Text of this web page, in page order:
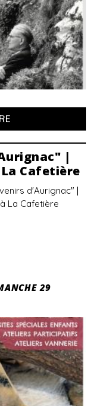
|
Cafetière
d'Aurignac" |
La Cafetière
29